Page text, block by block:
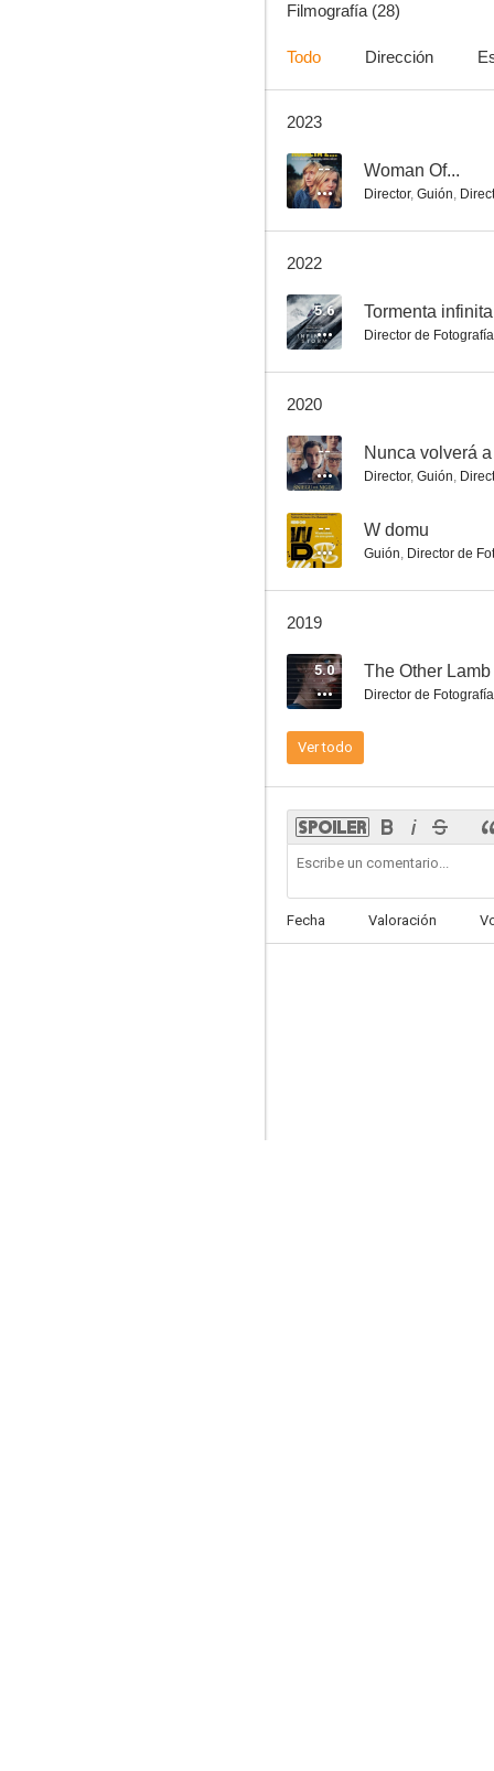
3.7
--
--
Filmografía (28)
Todo Dirección
2023
-- Woman Of...
Director, Guión,
2022
5.6 Tormenta infinita
Director de Fotografía
2020
-- Nunca volverá
Director, Guión,
-- W domu
Guión, Director de
2019
5.0 The Other Lamb
Director de Fotografía
Ver todo
Fecha Valoración